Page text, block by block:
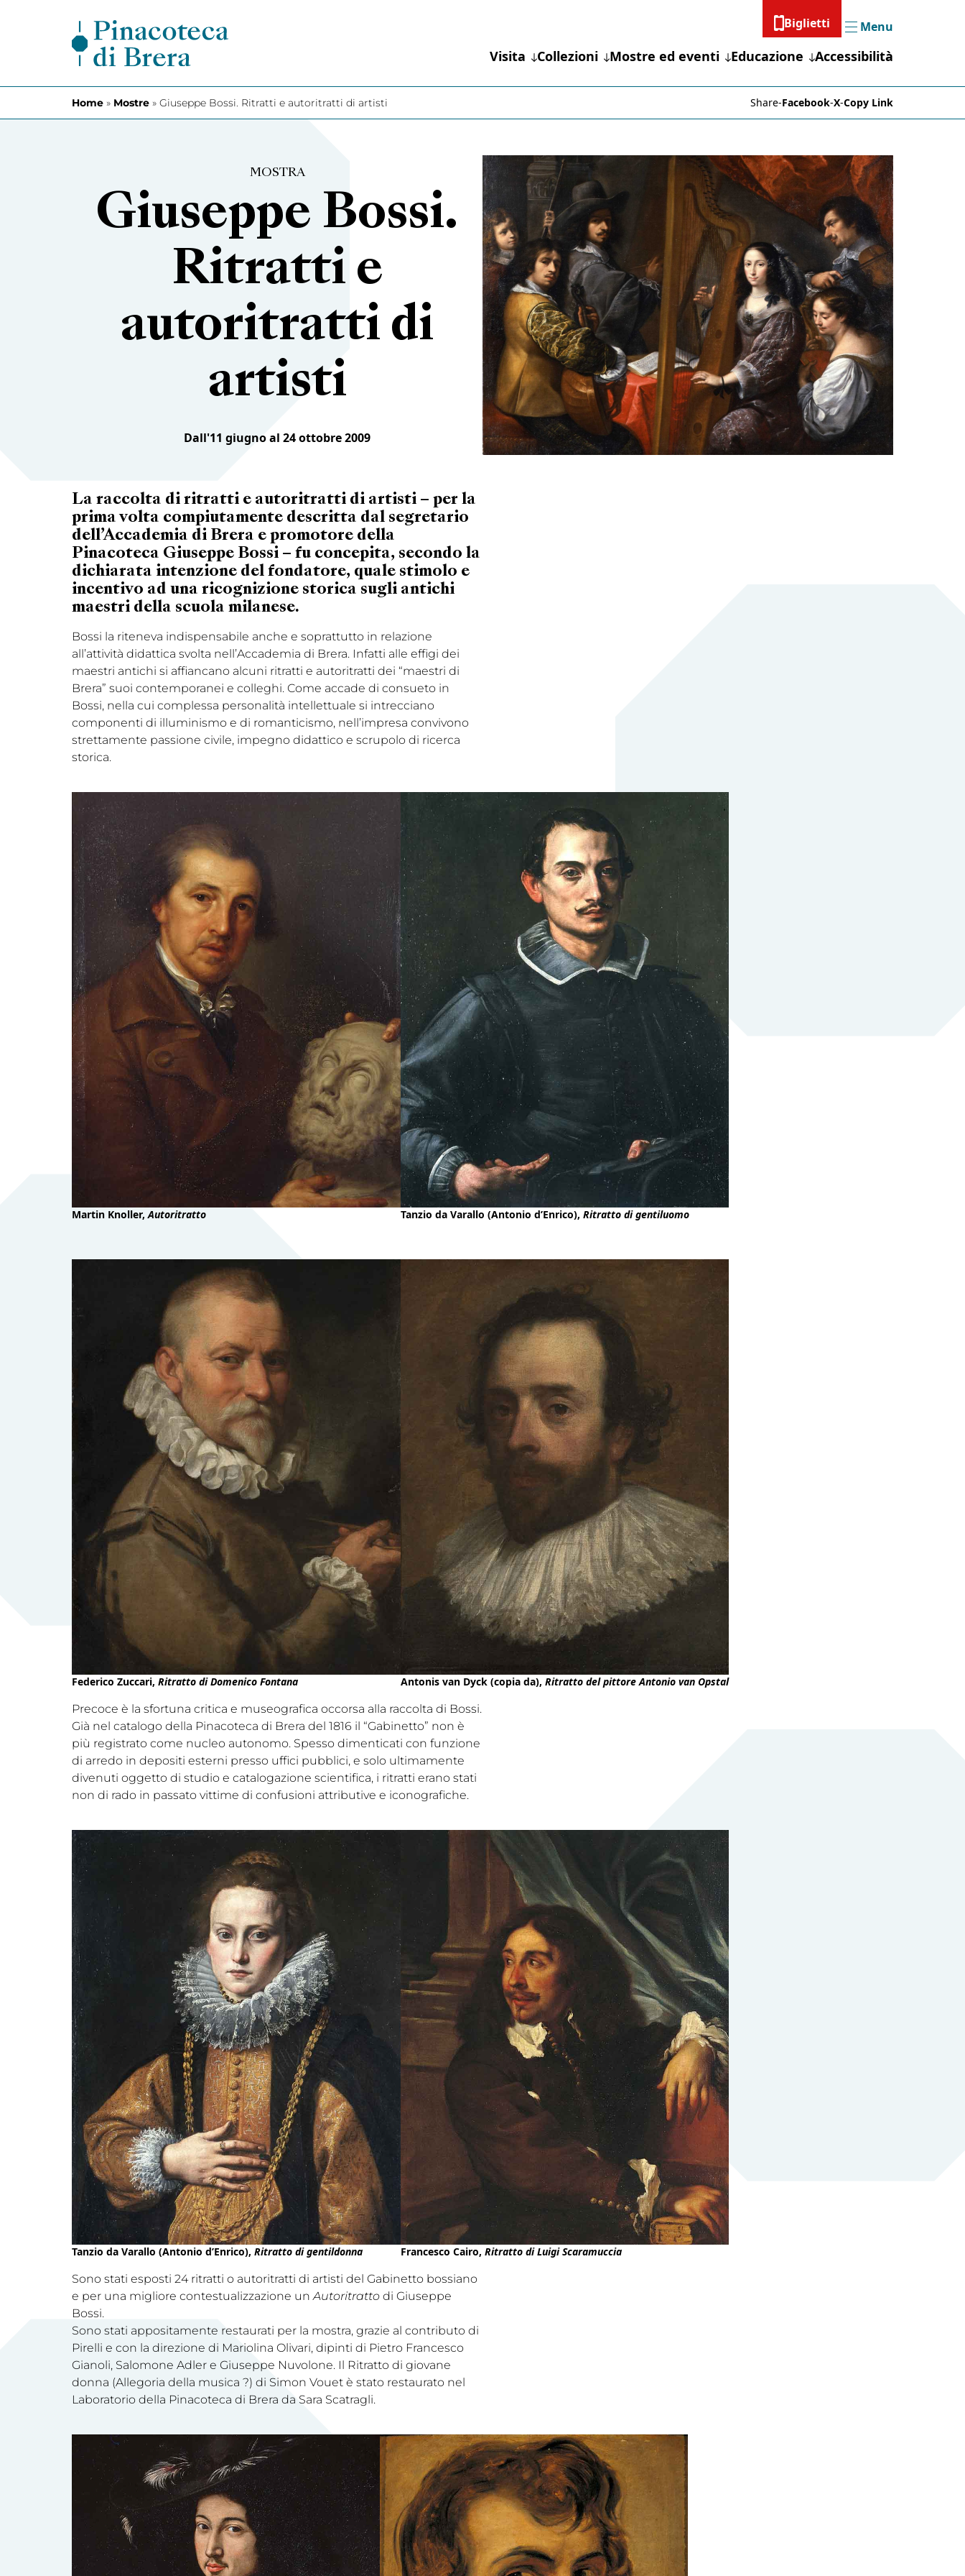
Biglietti
MenuMenu
Visita Collezioni Mostre ed eventi Educazione Accessibilità
Home » Mostre » Giuseppe Bossi. Ritratti e autoritratti di artisti Share-Facebook-X-Copy Link
MOSTRA
Giuseppe Bossi.
Ritratti e
autoritratti di
artisti
Dall'11 giugno al 24 ottobre 2009
La raccolta di ritratti e autoritratti di artisti – per la
prima volta compiutamente descritta dal segretario
dell’Accademia di Brera e promotore della
Pinacoteca Giuseppe Bossi – fu concepita, secondo la
dichiarata intenzione del fondatore, quale stimolo e
incentivo ad una ricognizione storica sugli antichi
maestri della scuola milanese.
Bossi la riteneva indispensabile anche e soprattutto in relazione
all’attività didattica svolta nell’Accademia di Brera. Infatti alle effigi dei
maestri antichi si affiancano alcuni ritratti e autoritratti dei “maestri di
Brera” suoi contemporanei e colleghi. Come accade di consueto in
Bossi, nella cui complessa personalità intellettuale si intrecciano
componenti di illuminismo e di romanticismo, nell’impresa convivono
strettamente passione civile, impegno didattico e scrupolo di ricerca
storica.
Martin Knoller,Autoritratto Tanzio da Varallo (Antonio d’Enrico), Ritratto di gentiluomo
Federico Zuccari, Ritratto di Domenico Fontana Antonis van Dyck (copia da), Ritratto del pittore Antonio van Opstal
Precoce è la sfortuna critica e museografica occorsa alla raccolta di Bossi.
Già nel catalogo della Pinacoteca di Brera del 1816 il “Gabinetto” non è
più registrato come nucleo autonomo. Spesso dimenticati con funzione
di arredo in depositi esterni presso uffici pubblici, e solo ultimamente
divenuti oggetto di studio e catalogazione scientifica, i ritratti erano stati
non di rado in passato vittime di confusioni attributive e iconografiche.
Tanzio da Varallo (Antonio d’Enrico), Ritratto di gentildonna Francesco Cairo, Ritratto di Luigi Scaramuccia
Sono stati esposti 24 ritratti o autoritratti di artisti del Gabinetto bossiano
e per una migliore contestualizzazione unAutoritratto di Giuseppe
Bossi.
Sono stati appositamente restaurati per la mostra, grazie al contributo di
Pirelli e con la direzione di Mariolina Olivari, dipinti di Pietro Francesco
Gianoli, Salomone Adler e Giuseppe Nuvolone. Il Ritratto di giovane
donna (Allegoria della musica ?) di Simon Vouet è stato restaurato nel
Laboratorio della Pinacoteca di Brera da Sara Scatragli.